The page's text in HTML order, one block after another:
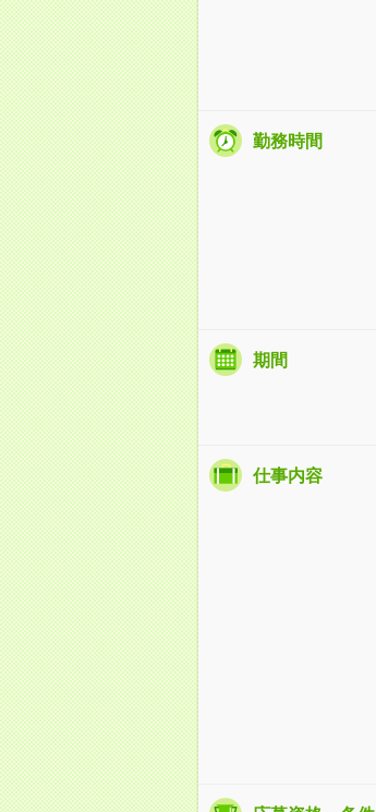
勤務時間
期間
仕事内容